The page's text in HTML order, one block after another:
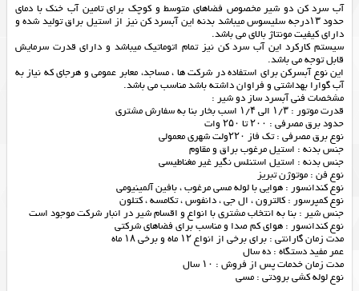
آب سرد کن دو شیر مخصوص فضاهای متوسط و کوچک برای تامین آب خنک با دمای
حدود ۱۳درجه سلیسوس میباشد بدنه این آبسرد کن نیز از استیل براق تولید شده و
دارای کیفیت مونتاژ بالای می باشد.
سیستم کارکرد این آب سرد کن نیز تمام اتوماتیک میباشد و دارای قدرت سرمایش
قابل توجه می باشد.
این نوع آبسرکن برای استفاده در شرکت ها ، مساجد، معابر عمومی و هرجای که نیاز به
آب گوارا بهداشتی و فراوان داشته باشد مناسب می باشد.
مشخصات فنی آبسرد ساز دو شیر :
قدرت موتور : ۱/۳ الی ۱/۴ اسب بخار بنا به سفارش مشتری
حدود برق مصرفی : ۲۰۰ تا ۲۵۰ وات
نوع برق مصرفی : تک فاز ۲۲۰ولت شهری معمولی
جنس بدنه : استیل مرغوب براق و مقاوم
جنس بدنه : استیل استنلس نگیر غیر مغناطیسی
نوع فن : موتوژن تبریز
نوع کندانسور : هوایی با لوله مسی مرغوب ، بافین آلمینیومی
نوع کمپرسور : کالترون ، ال جی ، دانفوس ، تکامسه ، کتلون
جنس شیر : بنا به انتخاب مشتری با انواع و اقسام شیر در انبار شرکت موجود است
نوع کندانسور : هوای کم صدا و مناسب برای فضاهای شرکتی
مدت زمان گارانتی : برای برخی از انواع ۱۲ ماه و برخی ۱۸ ماه
عمر مفید دستگاه : ده سال
مدت زمان خدمات پس از فروش : ۱۰ سال
نوع لوله کشی برودتی : مسی